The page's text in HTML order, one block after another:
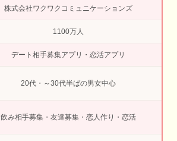
株式会社ワクワクコミュニケーションズ
1100万人
デート相手募集アプリ・恋活アプリ
20代・～30代半ばの男女中心
飲み相手募集・友達募集・恋人作り・恋活